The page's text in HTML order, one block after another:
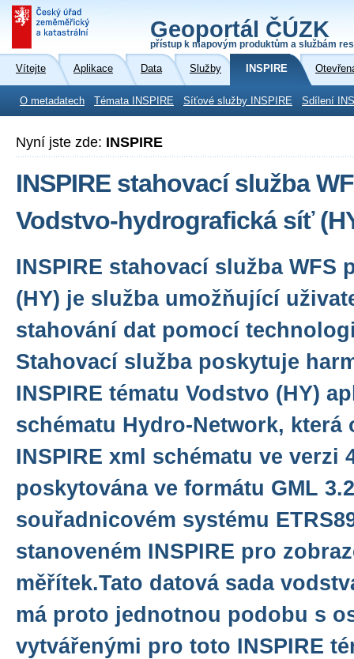
Geoportál ČÚZK
přístup k mapovým produktům a službám
Vítejte Aplikace Data Služby INSPIRE
O metadatech Témata INSPIRE Síťové služby INSPIRE Sdílení
Nyní jste zde: INSPIRE
INSPIRE stahovací služba
Vodstvo-hydrografická síť
INSPIRE stahovací služba WFS
(HY) je služba umožňující
stahování dat pomocí
Stahovací služba poskytuje
INSPIRE tématu Vodstvo (HY)
schématu Hydro-Network, která
INSPIRE xml schématu ve verzi
poskytována ve formátu GML
souřadnicovém systému
stanoveném INSPIRE pro
měřítek.Tato datová sada
má proto jednotnou podobu s
vytvářenými pro toto INSPIRE